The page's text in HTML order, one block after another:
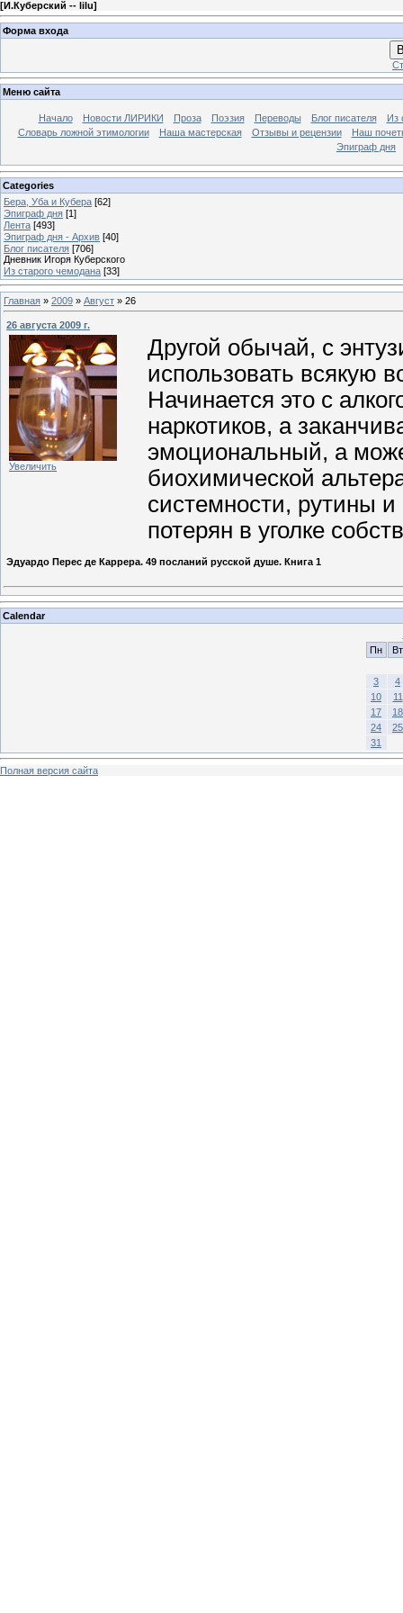
[И.Куберский -- lilu]
Форма входа
Меню сайта
Начало Новости ЛИРИКИ Проза Поэзия Переводы Блог писателя
Из
Словарь ложной этимологии
Наша мастерская Отзывы и рецензии
Наш
Эпиграф дня
Categories
Бера, Уба и Кубера [62]
Эпиграф дня [1]
Лента [493]
Эпиграф дня - Архив [40]
Блог писателя [706]
Дневник Игоря Куберского
Из старого чемодана [33]
Главная » 2009 » Август » 26
26 августа 2009 г.
Увеличить
Другой обычай, с
использовать всякую
Начинается это с
наркотиков, а
эмоциональный, а
биохимической
системности, рутины
потерян в уголке
Эдуардо Перес де Каррера. 49 посланий русской душе. Книга 1
Calendar
Пн
Вт
3
4
10
11
17
18
24
25
31
Полная версия сайта